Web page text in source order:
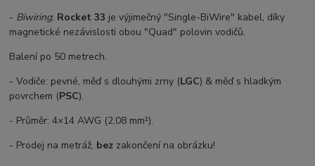
- Biwiring: Rocket 33 je výjimečný "Single-BiWire" kabel, díky
magnetické nezávislosti obou "Quad" polovin vodičů.
Balení po 50 metrech.
- Vodiče: pevné, měď s dlouhými zrny (LGC) & měď s hladkým
povrchem (PSC).
- Průměr: 4×14 AWG (2,08 mm²).
- Prodej na metráž, bez zakončení na obrázku!